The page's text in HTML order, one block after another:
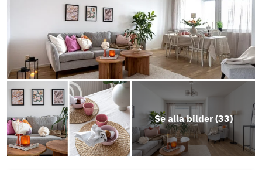
Se alla bilder (33)